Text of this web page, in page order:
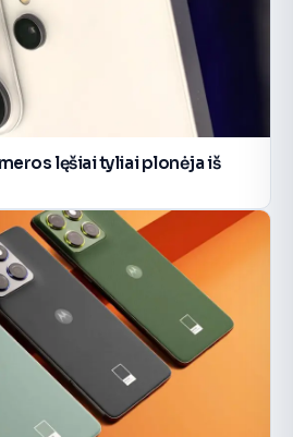
lęšiai tyliai plonėja iš